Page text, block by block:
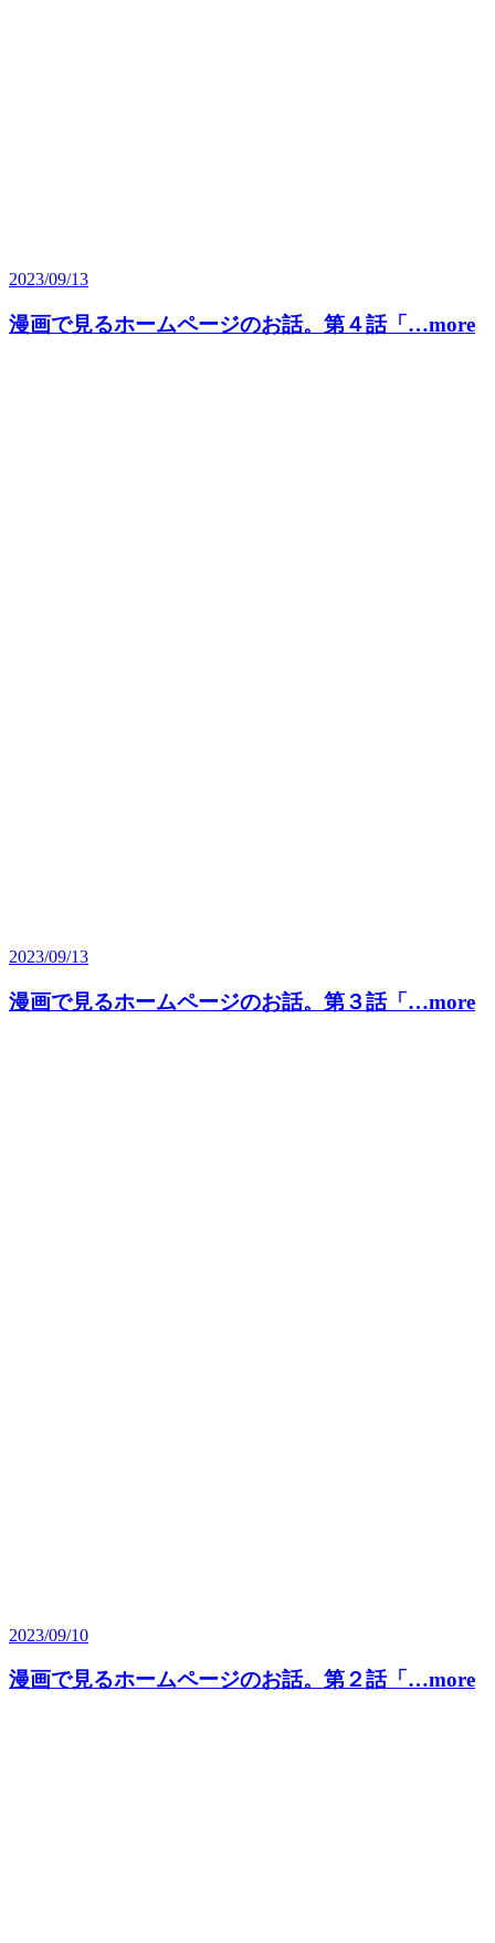
2023/09/13
漫画で見るホームページのお話。第４話「…more
2023/09/13
漫画で見るホームページのお話。第３話「…more
2023/09/10
漫画で見るホームページのお話。第２話「…more